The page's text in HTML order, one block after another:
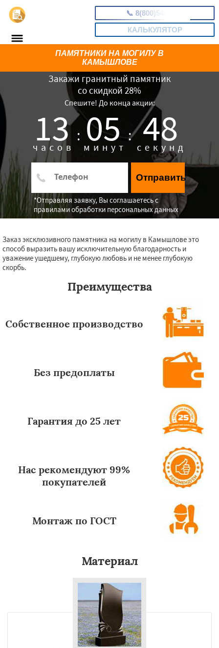
📞 8(800)5403465
КАЛЬКУЛЯТОР
Закажи гранитный памятник
со скидкой 28%
Спешите! До конца акции:
13 :
часов 05 :
минут 47
секунд
Отправить
*Отправляя заявку, Вы соглашаетесь с
правилами обработки персональных данных
ПАМЯТНИКИ НА МОГИЛУ В
КАМЫШЛОВЕ
Заказ эксклюзивного памятника на могилу в Камышлове это
способ выразить вашу исключительную благодарность и
уважение ушедшему, глубокую любовь и не менее глубокую
скорбь.
Преимущества
Собственное производство
Без предоплаты
Гарантия до 25 лет
Нас рекомендуют 99%
покупателей
Монтаж по ГОСТ
Материал